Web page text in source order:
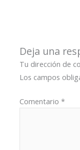
Deja una
Tu dirección de
Los campos
Comentario*